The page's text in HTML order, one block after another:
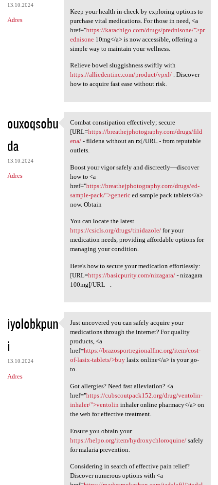
13.10.2024
Adres
Keep your health in check by exploring options to
purchase vital medications. For those in need, <a
href="https://karachigo.com/drugs/prednisone/">pr
ednisone10mg</a> is now accessible, offering a
simple way to maintain your wellness.
Relieve bowel sluggishness swiftly with
https://alliedentinc.com/product/vpxl/. Discover
how to acquire fast ease without risk.
ouxoqsobu
da
13.10.2024
Adres
Combat constipation
Combat constipation effectively; secure
[URL=https://breathejphotography.com/drugs/fild
ena/- fildena without an rx[/URL - from reputable
outlets.
Boost your vigor safely and discreetly—discover
how to <a
href="https://breathejphotography.com/drugs/ed-
sample-pack/">genericed sample pack tablets</a>
now. Obtain
You can locate the latest
https://csicls.org/drugs/tinidazole/for your
medication needs, providing affordable options for
managing your condition.
Here's how to secure your medication effortlessly:
[URL=https://basicpurity.com/nizagara/- nizagara
100mg[/URL - .
iyolobkpun
i
13.10.2024
Adres
Just uncovered you can safely
Just uncovered you can safely acquire your
medications through the internet? For quality
products, <a
href=https://brazosportregionalfmc.org/item/cost-
of-lasix-tablets/>buylasix online</a> is your go-
to.
Got allergies? Need fast alleviation? <a
href="https://cubscoutpack152.org/drug/ventolin-
inhaler/">ventolin inhaler online pharmacy</a> on
the web for effective treatment.
Ensure you obtain your
https://helpo.org/item/hydroxychloroquine/safely
for malaria prevention.
Considering in search of effective pain relief?
Discover numerous options with <a